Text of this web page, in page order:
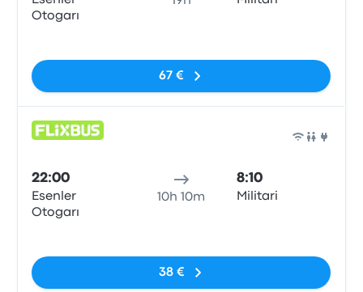
Otogarı
67 €
22:00
Esenler
Otogarı
10h 10m
8:10
Militari
38 €